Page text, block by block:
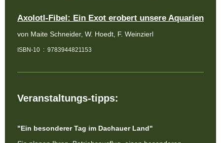
Axolotl-Fibel: Ein Exot erobert unsere Aquarien
von Maite Schneider, W. Hoedt, F. Weinzierl
ISBN-10 ‏ : ‎ 9783944821153
Veranstaltungs-tipps:
"Ein besonderer Tag im Dachauer Land"